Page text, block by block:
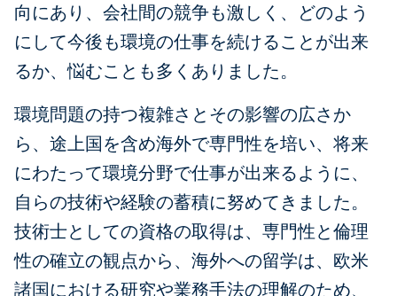
向にあり、会社間の競争も激しく、どのよう
にして今後も環境の仕事を続けることが出来
るか、悩むことも多くありました。
環境問題の持つ複雑さとその影響の広さか
ら、途上国を含め海外で専門性を培い、将来
にわたって環境分野で仕事が出来るように、
自らの技術や経験の蓄積に努めてきました。
技術士としての資格の取得は、専門性と倫理
性の確立の観点から、海外への留学は、欧米
諸国における研究や業務手法の理解のため、